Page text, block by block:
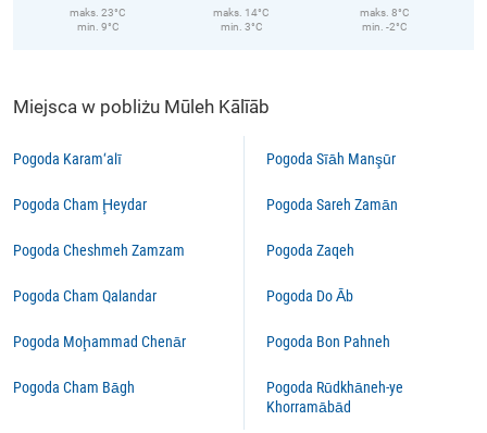
maks. 23°C
min. 9°C
maks. 14°C
min. 3°C
maks. 8°C
min. -2°C
Miejsca w pobliżu Mūleh Kālīāb
Pogoda Karam‘alī
Pogoda Cham Ḩeydar
Pogoda Cheshmeh Zamzam
Pogoda Cham Qalandar
Pogoda Moḩammad Chenār
Pogoda Cham Bāgh
Pogoda Sīāh Manşūr
Pogoda Sareh Zamān
Pogoda Zaqeh
Pogoda Do Āb
Pogoda Bon Pahneh
Pogoda Rūdkhāneh-ye
Khorramābād